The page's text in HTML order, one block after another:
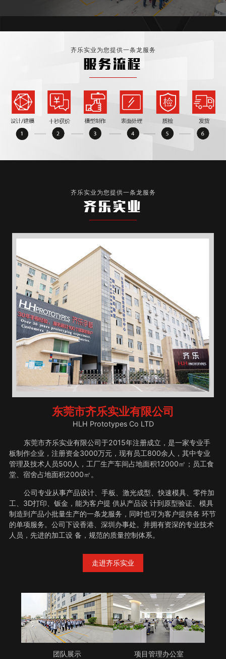
齐乐实业为您提供一条龙服务
服务流程
齐乐实业为您提供一条龙服务
齐乐实业
东莞市齐乐实业有限公司
HLH Prototypes Co LTD
东莞市齐乐实业有限公司于2015年注册成立，是一家专业手
板制作企业，注册资金3000万元，现有员工800余人，其中专业
管理及技术人员500人，工厂生产车间占地面积12000㎡；员工食
堂、宿舍占地面积2000㎡。
公司专业从事产品设计、手板、激光成型、快速模具、零件加
工、3D打印、钣金，能为客户提 供从产品设 计到原型验证、模具
制造到产品小批量生产的一条龙服务，同时也可为客户提供各 环节
的单项服务。公司下设香港、深圳办事处。并拥有资深的专业技术
人员，先进的加工设 备，规范的质量控制体系。
走进齐乐实业
团队展示 项目管理办公室